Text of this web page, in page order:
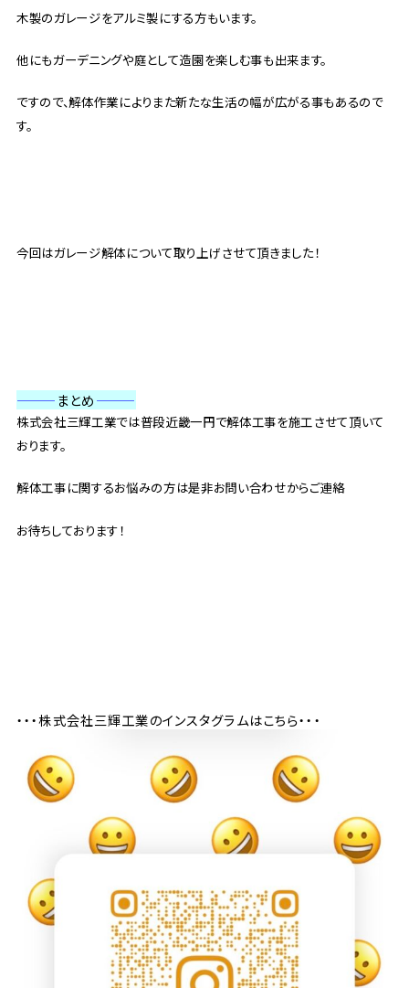
木製のガレージをアルミ製にする方もいます。
他にもガーデニングや庭として造園を楽しむ事も出来ます。
ですので、解体作業によりまた新たな生活の幅が広がる事もあるので
す。
今回はガレージ解体について取り上げさせて頂きました！
———まとめ———
株式会社三輝工業では普段近畿一円で解体工事を施工させて頂いて
おります。
解体工事に関するお悩みの方は是非お問い合わせからご連絡
お待ちしております！
・・・株式会社三輝工業のインスタグラムはこちら・・・